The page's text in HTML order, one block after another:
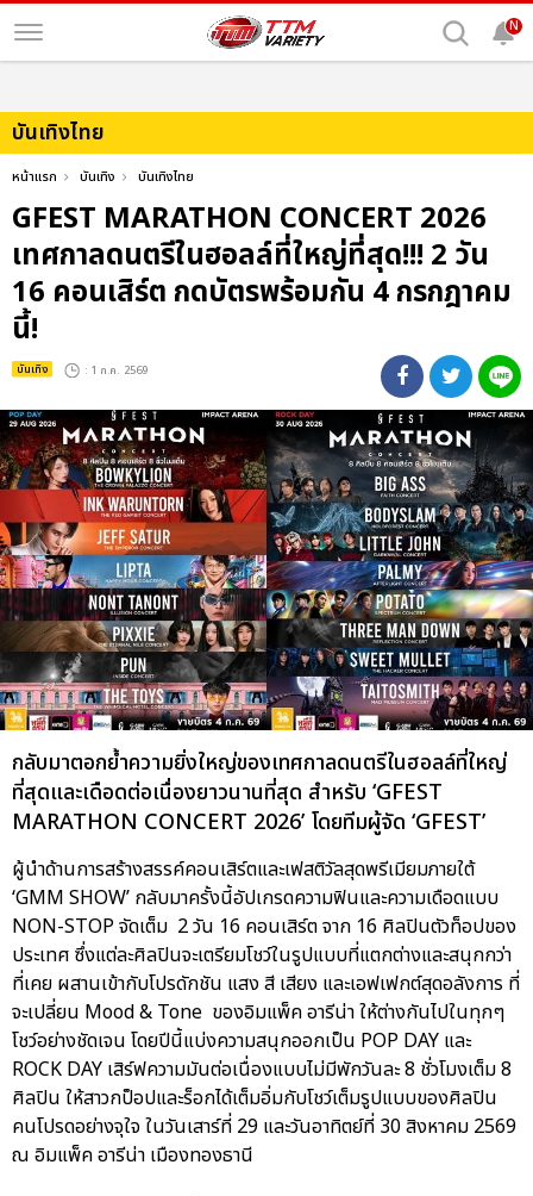
N
บันเทิงไทย
หน้าแรก บันเทิง บันเทิงไทย
GFEST MARATHON CONCERT 2026
เทศกาลดนตรีในฮอลล์ที่ใหญ่ที่สุด!!! 2 วัน
16 คอนเสิร์ต กดบัตรพร้อมกัน 4 กรกฎาคม
นี้!
บันเทิง : 1 ก.ค. 2569
กลับมาตอกย้ำความยิ่งใหญ่ของเทศกาลดนตรีในฮอลล์ที่ใหญ่
ที่สุดและเดือดต่อเนื่องยาวนานที่สุด สำหรับ ‘GFEST
MARATHON CONCERT 2026’ โดยทีมผู้จัด ‘GFEST’
ผู้นำด้านการสร้างสรรค์คอนเสิร์ตและเฟสติวัลสุดพรีเมียมภายใต้
‘GMM SHOW’ กลับมาครั้งนี้อัปเกรดความฟินและความเดือดแบบ
NON-STOP จัดเต็ม 2 วัน 16 คอนเสิร์ต จาก 16 ศิลปินตัวท็อปของ
ประเทศ ซึ่งแต่ละศิลปินจะเตรียมโชว์ในรูปแบบที่แตกต่างและสนุกกว่า
ที่เคย ผสานเข้ากับโปรดักชัน แสง สี เสียง และเอฟเฟกต์สุดอลังการ ที่
จะเปลี่ยน Mood & Tone ของอิมแพ็ค อารีน่า ให้ต่างกันไปในทุกๆ
โชว์อย่างชัดเจน โดยปีนี้แบ่งความสนุกออกเป็น POP DAY และ
ROCK DAY เสิร์ฟความมันต่อเนื่องแบบไม่มีพักวันละ 8 ชั่วโมงเต็ม 8
ศิลปิน ให้สาวกป็อปและร็อกได้เต็มอิ่มกับโชว์เต็มรูปแบบของศิลปิน
คนโปรดอย่างจุใจ ในวันเสาร์ที่ 29 และวันอาทิตย์ที่ 30 สิงหาคม 2569
ณ อิมแพ็ค อารีน่า เมืองทองธานี